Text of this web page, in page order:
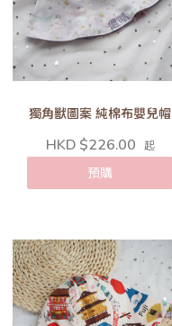
獨角獸圖案 純棉布嬰兒帽
HKD $226.00 起
預購